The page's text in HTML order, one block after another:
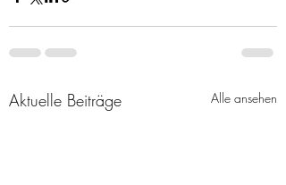
Aktuelle Beiträge Alle ansehen